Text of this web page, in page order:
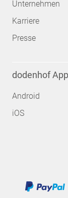
Unternehmen
Karriere
Presse
dodenhof App
Android
iOS